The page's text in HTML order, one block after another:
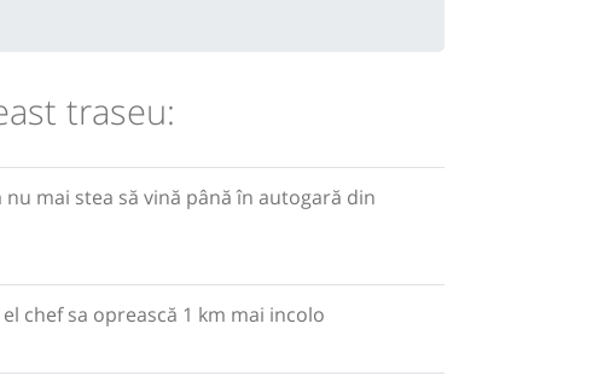
traseu:
mai stea să vină până în autogară din
chef sa oprească 1 km mai incolo